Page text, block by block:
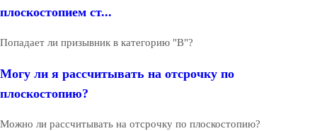
плоскостопием ст...
Попадает ли призывник в категорию "В"?
Могу ли я рассчитывать на отсрочку по
плоскостопию?
Можно ли рассчитывать на отсрочку по плоскостопию?